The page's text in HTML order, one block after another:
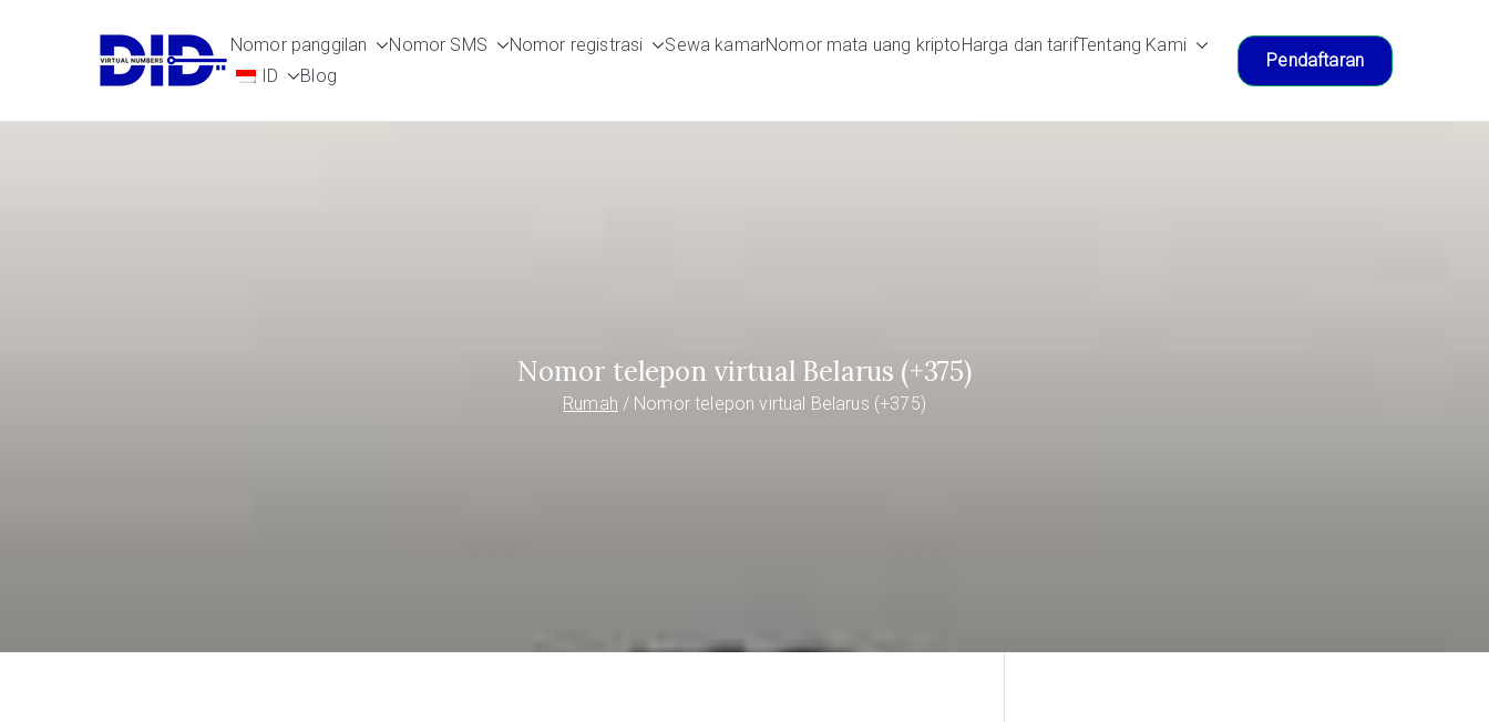
DIDVirtualNumbers.com
Nomor telepon virtual
Nomor panggilan Nomor SMS Nomor registrasi Sewa kamarNomor mata uang kriptoHarga dan tarifTentang Kami
ID
Blog
Pendaftaran
Nomor telepon virtual Belarus (+375)
Rumah Nomor telepon virtual Belarus (+375)